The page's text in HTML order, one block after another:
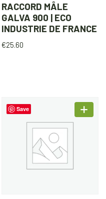
RACCORD MÂLE
GALVA 900 | ECO
INDUSTRIE DE FRANCE
€25.60
Save